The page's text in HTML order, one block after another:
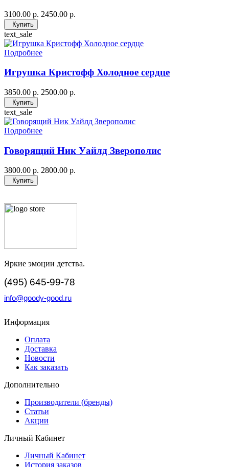
3100.00 р. 2450.00 р.
Купить
text_sale
Подробнее
Игрушка Кристофф Холодное сердце
3850.00 р. 2500.00 р.
Купить
text_sale
Подробнее
Говорящий Ник Уайлд Зверополис
3800.00 р. 2800.00 р.
Купить
Яркие эмоции детства.
(495) 645-99-78
info@goody-good.ru
Информация
Оплата
Доставка
Новости
Как заказать
Дополнительно
Производители (бренды)
Статьи
Акции
Личный Кабинет
Личный Кабинет
История заказов